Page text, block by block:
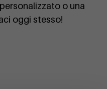
o una
oggi stesso!